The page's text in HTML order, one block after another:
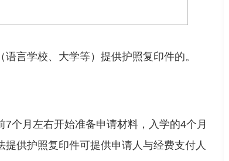
言学校、大学等）提供护照复印件的。
7个月左右开始准备申请材料，入学的4个月
提供护照复印件可提供申请人与经费支付人